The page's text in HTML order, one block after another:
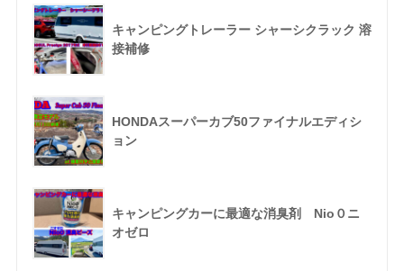
キャンピングトレーラー シャーシクラック 溶
接補修
HONDAスーパーカブ50ファイナルエディシ
ョン
キャンピングカーに最適な消臭剤 Nio０ニ
オゼロ